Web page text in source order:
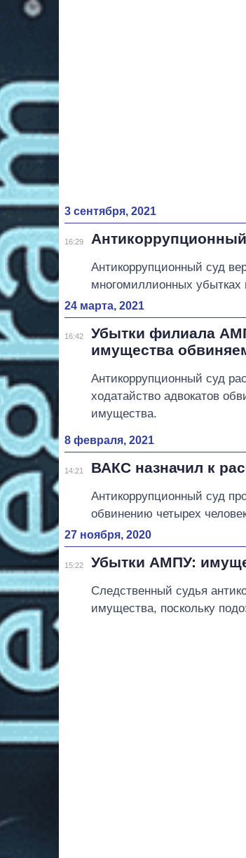
3 сентября, 2021
16:29
Антикоррупционный суд
многомиллионных убытках
24 марта, 2021
16:42
Убытки филиала
имущества
Антикоррупционный суд
ходатайство адвокатов
имущества.
8 февраля, 2021
14:21 ВАКС назначил к
Антикоррупционный суд
обвинению четырех
27 ноября, 2020
15:22 Убытки АМПУ:
Следственный судья
имущества, поскольку